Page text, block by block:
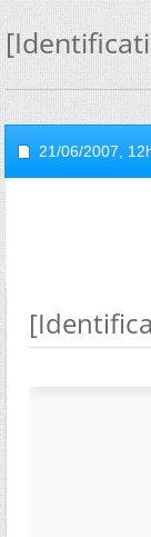
21/06/2007,